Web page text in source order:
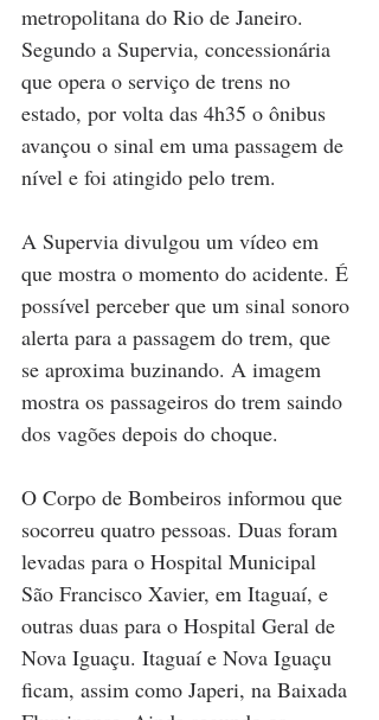
metropolitana do Rio de Janeiro.
Segundo a Supervia, concessionária
que opera o serviço de trens no
estado, por volta das 4h35 o ônibus
avançou o sinal em uma passagem de
nível e foi atingido pelo trem.
A Supervia divulgou um vídeo em
que mostra o momento do acidente. É
possível perceber que um sinal sonoro
alerta para a passagem do trem, que
se aproxima buzinando. A imagem
mostra os passageiros do trem saindo
dos vagões depois do choque.
O Corpo de Bombeiros informou que
socorreu quatro pessoas. Duas foram
levadas para o Hospital Municipal
São Francisco Xavier, em Itaguaí, e
outras duas para o Hospital Geral de
Nova Iguaçu. Itaguaí e Nova Iguaçu
ficam, assim como Japeri, na Baixada